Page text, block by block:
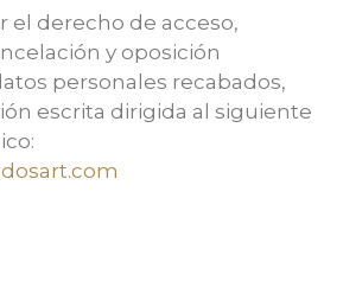
el derecho de acceso,
y oposición
personales recabados,
escrita dirigida al siguiente